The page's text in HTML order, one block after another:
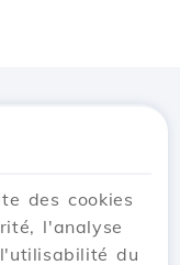
des cookies
l'analyse
du